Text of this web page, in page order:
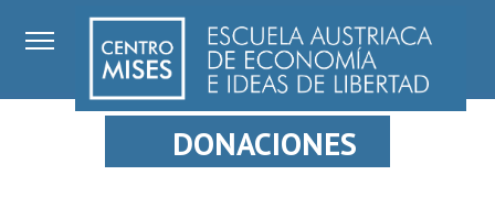
DONACIONES